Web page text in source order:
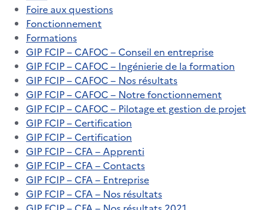
Foire aux questions
Fonctionnement
Formations
GIP FCIP – CAFOC – Conseil en entreprise
GIP FCIP – CAFOC – Ingénierie de la formation
GIP FCIP – CAFOC – Nos résultats
GIP FCIP – CAFOC – Notre fonctionnement
GIP FCIP – CAFOC – Pilotage et gestion de projet
GIP FCIP – Certification
GIP FCIP – Certification
GIP FCIP – CFA – Apprenti
GIP FCIP – CFA – Contacts
GIP FCIP – CFA – Entreprise
GIP FCIP – CFA – Nos résultats